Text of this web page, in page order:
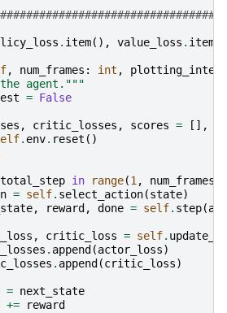
. item(), value_loss . item
, num_frames : int ,
agent."""
= False
, critic_losses , scores = [],
. env. reset ()
total_step in range(1 , num_frames
= self. select_action(state)
, reward , done = self. step(
, critic_loss = self.
. append (actor_loss)
. append (critic_loss)
= next_state
+= reward